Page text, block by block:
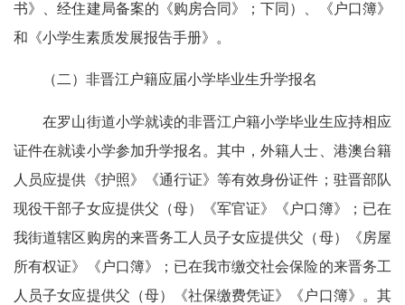
书》、经住建局备案的《购房合同》；下同）、《户口簿》
和《小学生素质发展报告手册》。
（二）非晋江户籍应届小学毕业生升学报名
在罗山街道小学就读的非晋江户籍小学毕业生应持相应
证件在就读小学参加升学报名。其中，外籍人士、港澳台籍
人员应提供《护照》《通行证》等有效身份证件；驻晋部队
现役干部子女应提供父（母）《军官证》《户口簿》；已在
我街道辖区购房的来晋务工人员子女应提供父（母）《房屋
所有权证》《户口簿》；已在我市缴交社会保险的来晋务工
人员子女应提供父（母）《社保缴费凭证》《户口簿》。其